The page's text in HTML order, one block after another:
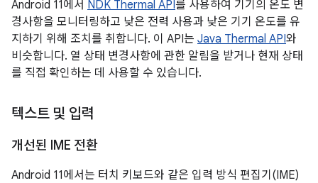
Android 11에서 NDK Thermal API를 사용하여 기기의 온도 변
경사항을 모니터링하고 낮은 전력 사용과 낮은 기기 온도를 유
지하기 위해 조치를 취합니다. 이 API는 Java Thermal API와
비슷합니다. 열 상태 변경사항에 관한 알림을 받거나 현재 상태
를 직접 확인하는 데 사용할 수 있습니다.
텍스트 및 입력
개선된 IME 전환
Android 11에서는 터치 키보드와 같은 입력 방식 편집기(IME)